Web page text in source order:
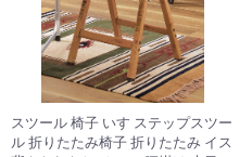
スツール 椅子 いす ステップスツー
ル 折りたたみ椅子 折りたたみ イス